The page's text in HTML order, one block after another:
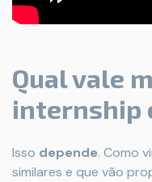
Qual vale
internship
Isso depende. Como
similares e que vão